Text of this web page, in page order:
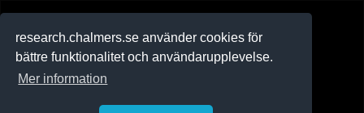
research.chalmers.se använder cookies för
bättre funktionalitet och användarupplevelse.
Mer information